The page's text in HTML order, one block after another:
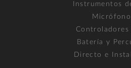
Instrumentos
Controladores
Batería y
Directo e